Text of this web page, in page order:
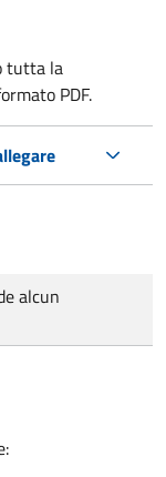
tutta la
PDF.
alcun